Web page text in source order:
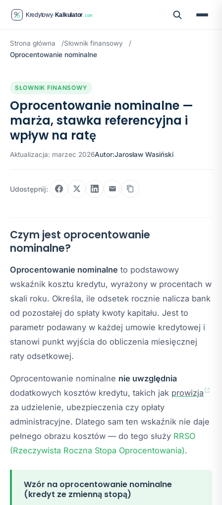
Strona główna
Słownik finansowy
Oprocentowanie nominalne
SŁOWNIK FINANSOWY
Oprocentowanie nominalne —
marża, stawka referencyjna i
wpływ na ratę
Aktualizacja: marzec 2026Autor:Jarosław Wasiński
Udostępnij:
Czym jest oprocentowanie
nominalne?
Oprocentowanie nominalne to podstawowy
wskaźnik kosztu kredytu, wyrażony w procentach w
skali roku. Określa, ile odsetek rocznie nalicza bank
od pozostałej do spłaty kwoty kapitału. Jest to
parametr podawany w każdej umowie kredytowej i
stanowi punkt wyjścia do obliczenia miesięcznej
raty odsetkowej.
Oprocentowanie nominalne nie uwzględnia
dodatkowych kosztów kredytu, takich jak prowizja
za udzielenie, ubezpieczenia czy opłaty
administracyjne. Dlatego sam ten wskaźnik nie daje
pełnego obrazu kosztów — do tego służy RRSO
(Rzeczywista Roczna Stopa Oprocentowania).
Wzór na oprocentowanie nominalne
(kredyt ze zmienną stopą)